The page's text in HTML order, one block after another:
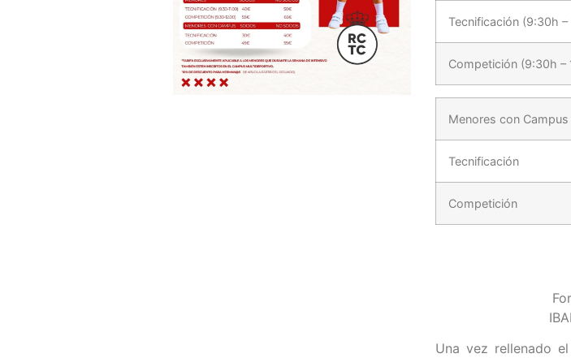
Tecnificación (9:30h –
Competición (9:30h –
Menores con Campus
Tecnificación
Competición
Una vez rellenado